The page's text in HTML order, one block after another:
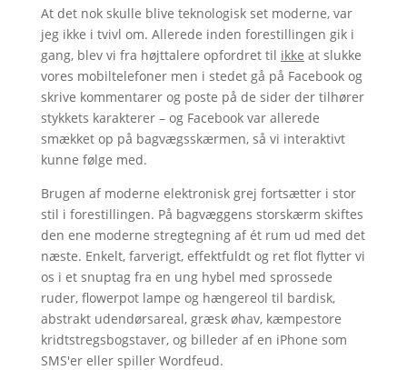
At det nok skulle blive teknologisk set moderne, var
jeg ikke i tvivl om. Allerede inden forestillingen gik i
gang, blev vi fra højttalere opfordret til ikke at slukke
vores mobiltelefoner men i stedet gå på Facebook og
skrive kommentarer og poste på de sider der tilhører
stykkets karakterer – og Facebook var allerede
smækket op på bagvægsskærmen, så vi interaktivt
kunne følge med.
Brugen af moderne elektronisk grej fortsætter i stor
stil i forestillingen. På bagvæggens storskærm skiftes
den ene moderne stregtegning af ét rum ud med det
næste. Enkelt, farverigt, effektfuldt og ret flot flytter vi
os i et snuptag fra en ung hybel med sprossede
ruder, flowerpot lampe og hængereol til bardisk,
abstrakt udendørsareal, græsk øhav, kæmpestore
kridtstregsbogstaver, og billeder af en iPhone som
SMS'er eller spiller Wordfeud.